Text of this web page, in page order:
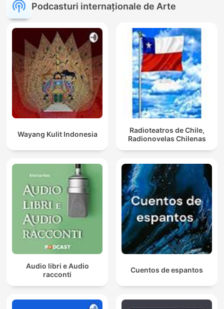
Podcasturi internaționale de Arte
Wayang Kulit Indonesia
Radioteatros de Chile,
Radionovelas Chilenas
Audio libri e Audio
racconti
Cuentos de espantos